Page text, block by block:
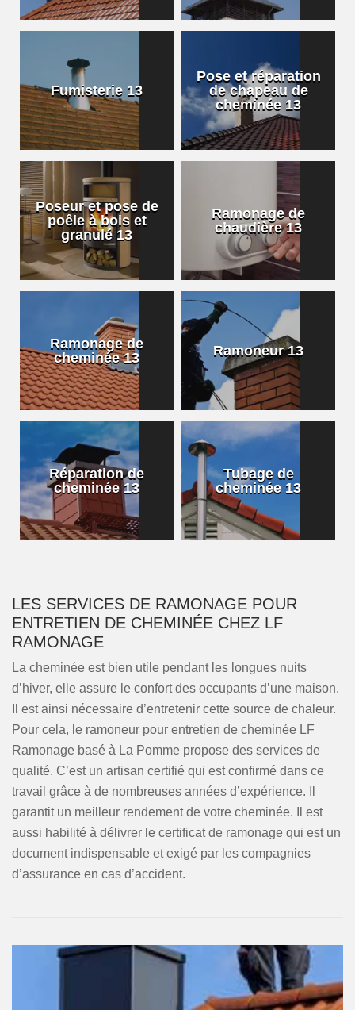
Fumisterie 13
Pose et réparation
de chapeau de
cheminée 13
Poseur et pose de
poêle à bois et
granulé 13
Ramonage de
chaudière 13
Ramonage de
cheminée 13
Ramoneur 13
Réparation de
cheminée 13
Tubage de
cheminée 13
LES SERVICES DE RAMONAGE POUR
ENTRETIEN DE CHEMINÉE CHEZ LF
RAMONAGE
La cheminée est bien utile pendant les longues nuits
d’hiver, elle assure le confort des occupants d’une maison.
Il est ainsi nécessaire d’entretenir cette source de chaleur.
Pour cela, le ramoneur pour entretien de cheminée LF
Ramonage basé à La Pomme propose des services de
qualité. C’est un artisan certifié qui est confirmé dans ce
travail grâce à de nombreuses années d’expérience. Il
garantit un meilleur rendement de votre cheminée. Il est
aussi habilité à délivrer le certificat de ramonage qui est un
document indispensable et exigé par les compagnies
d’assurance en cas d’accident.